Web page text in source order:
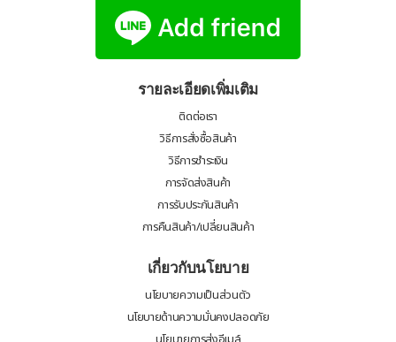
รายละเอียดเพิ่มเติม
ติดต่อเรา
วิธีการสั่งซื้อสินค้า
วิธีการชำระเงิน
การจัดส่งสินค้า
การรับประกันสินค้า
การคืนสินค้า/เปลี่ยนสินค้า
เกี่ยวกับนโยบาย
นโยบายความเป็นส่วนตัว
นโยบายด้านความมั่นคงปลอดภัย